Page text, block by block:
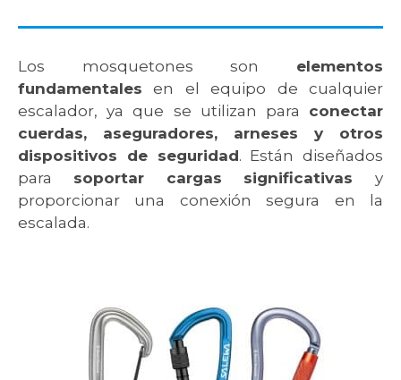
Los mosquetones son elementos
fundamentales en el equipo de cualquier
escalador, ya que se utilizan para conectar
cuerdas, aseguradores, arneses y otros
dispositivos de seguridad. Están diseñados
para soportar cargas significativas y
proporcionar una conexión segura en la
escalada.